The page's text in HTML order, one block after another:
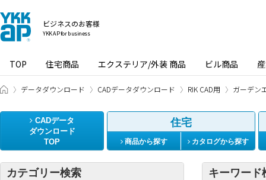
ビジネスのお客様
YKK AP for business
TOP 住宅商品 エクステリア/外装 商品 ビル商品
ビジネスのお客様 HOME
データダウンロード CADデータダウンロード RIK CAD用 ガーデン
CADデータ
ダウンロード
TOP
住宅
商品から探す カタログから探す
カテゴリー検索 キーワード